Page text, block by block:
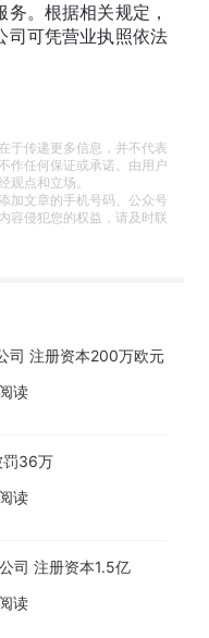
。根据相关规定，
司可凭营业执照依法
于传递更多信息，并不代表
作任何保证或承诺。由用户
观点和立场。
加文章的手机号码、公众号
容侵犯您的权益，请及时联
司 注册资本200万欧元
读
罚36万
读
司 注册资本1.5亿
读